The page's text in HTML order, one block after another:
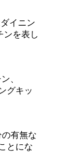
イニン
ンを表し
、
グキッ
有無な
とにな